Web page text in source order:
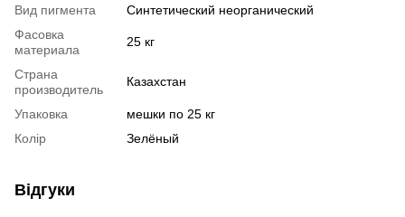
Вид пигмента
Синтетический неорганический
Фасовка
материала
25 кг
Страна
производитель
Казахстан
Упаковка
мешки по 25 кг
Колір
Зелёный
Відгуки